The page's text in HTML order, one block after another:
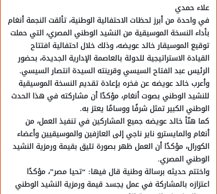
علاء حمدي
في واحدة من أبرز لحظات الاحتفالية الوطنية، تألقت النجمة أنغام
بأداء النسخة الموسيقية من النشيد الوطني المصري، التي حملت
توقيع الموسيقار خالد عويضه، وذلك خلال احتفالية افتتاح
القيادة الاستراتيجية للدولة بالعاصمة الإدارية الجديدة، بحضور
الرئيس عبد الفتاح السيسي وقرينته السيدة انتصار السيسي.
وأعرب خالد عويضه عن فخره بإعادة تقديم النسخة الموسيقية
للنشيد الوطني بصوت أنغام، مؤكدًا أن مشاركته في هذا الحدث
الوطني الكبير تمثل شرفًا ووسامًا يعتز به.
كما هنّأ خالد عويضه جميع المشاركين في تنفيذ العمل، من
أنغام والمايسترو ناير ناجي إلى العازفين والموسيقيين وأعضاء
الكورال، مؤكدًا أن العمل ظهر بصورة تليق بقيمة ورمزية النشيد
الوطني المصري.
واختتم حديثه برسالة وطنية قال فيها: “تحيا مصر”، مؤكدًا
اعتزازه بالمشاركة في عمل يجسد قيمة ورمزية النشيد الوطني